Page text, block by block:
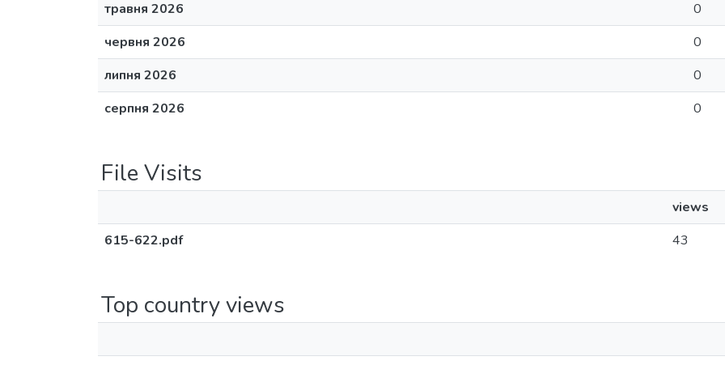
травня 2026
0
червня 2026
0
липня 2026
0
серпня 2026
0
File Visits
views
615-622.pdf
43
Top country views